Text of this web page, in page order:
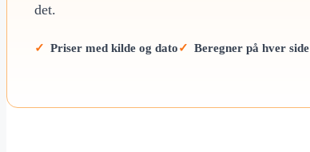
det.
Priser med kilde og dato Beregner på hver side